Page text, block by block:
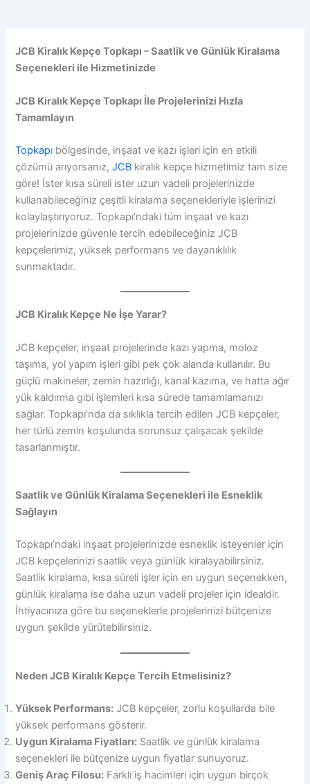
JCB Kiralık Kepçe Topkapı – Saatlik ve Günlük Kiralama
Seçenekleri ile Hizmetinizde
JCB Kiralık Kepçe Topkapı İle Projelerinizi Hızla
Tamamlayın
Topkapı bölgesinde, inşaat ve kazı işleri için en etkili
çözümü arıyorsanız,JCB kiralık kepçe hizmetimiz tam size
göre! İster kısa süreli ister uzun vadeli projelerinizde
kullanabileceğiniz çeşitli kiralama seçenekleriyle işlerinizi
kolaylaştırıyoruz. Topkapı’ndaki tüm inşaat ve kazı
projelerinizde güvenle tercih edebileceğiniz JCB
kepçelerimiz, yüksek performans ve dayanıklılık
sunmaktadır.
JCB Kiralık Kepçe Ne İşe Yarar?
JCB kepçeler, inşaat projelerinde kazı yapma, moloz
taşıma, yol yapım işleri gibi pek çok alanda kullanılır. Bu
güçlü makineler, zemin hazırlığı, kanal kazıma, ve hatta ağır
yük kaldırma gibi işlemleri kısa sürede tamamlamanızı
sağlar. Topkapı’nda da sıklıkla tercih edilen JCB kepçeler,
her türlü zemin koşulunda sorunsuz çalışacak şekilde
tasarlanmıştır.
Saatlik ve Günlük Kiralama Seçenekleri ile Esneklik
Sağlayın
Topkapı’ndaki inşaat projelerinizde esneklik isteyenler için
JCB kepçelerinizi saatlik veya günlük kiralayabilirsiniz.
Saatlik kiralama, kısa süreli işler için en uygun seçenekken,
günlük kiralama ise daha uzun vadeli projeler için idealdir.
İhtiyacınıza göre bu seçeneklerle projelerinizi bütçenize
uygun şekilde yürütebilirsiniz.
Neden JCB Kiralık Kepçe Tercih Etmelisiniz?
Yüksek Performans: JCB kepçeler, zorlu koşullarda bile
yüksek performans gösterir.
Uygun Kiralama Fiyatları: Saatlik ve günlük kiralama
seçenekleri ile bütçenize uygun fiyatlar sunuyoruz.
Geniş Araç Filosu: Farklı iş hacimleri için uygun birçok